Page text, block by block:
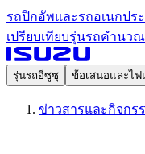
รถปิกอัพและรถอเนกปร
เปรียบเทียบรุ่นรถคำนว
รุ่นรถอีซูซุ ข้อเสนอและไ
ข่าวสารและกิจกร